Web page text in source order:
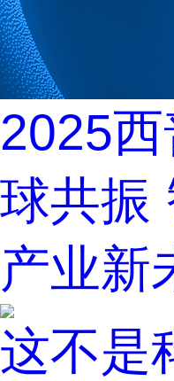
2025
球共振
产业新
这不是